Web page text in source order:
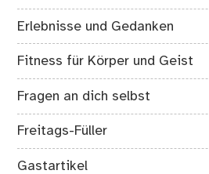
Erlebnisse und Gedanken
Fitness für Körper und Geist
Fragen an dich selbst
Freitags-Füller
Gastartikel